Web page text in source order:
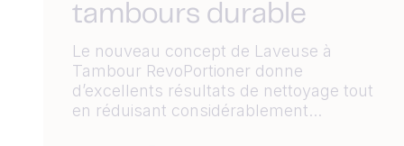
tambours durable
Le nouveau concept de Laveuse à
Tambour RevoPortioner donne
d’excellents résultats de nettoyage tout
en réduisant considérablement...